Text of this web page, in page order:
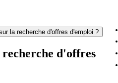
la recherche d'offres d'emploi ?
d'offres